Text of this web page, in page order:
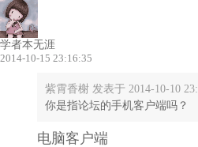
学者本无涯
2014-10-15 23:16:35
紫霄香榭 发表于 2014-10-10
你是指论坛的手机客户端吗？
电脑客户端